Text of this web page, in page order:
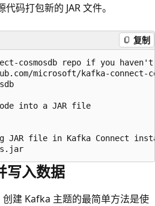
码打包新的 JAR 文件。
复制
cosmosdb repo if you
microsoft/kafka-connect-
into a JAR file
JAR file in Kafka Connect
写入数据
建 Kafka 主题的最简单方法是使